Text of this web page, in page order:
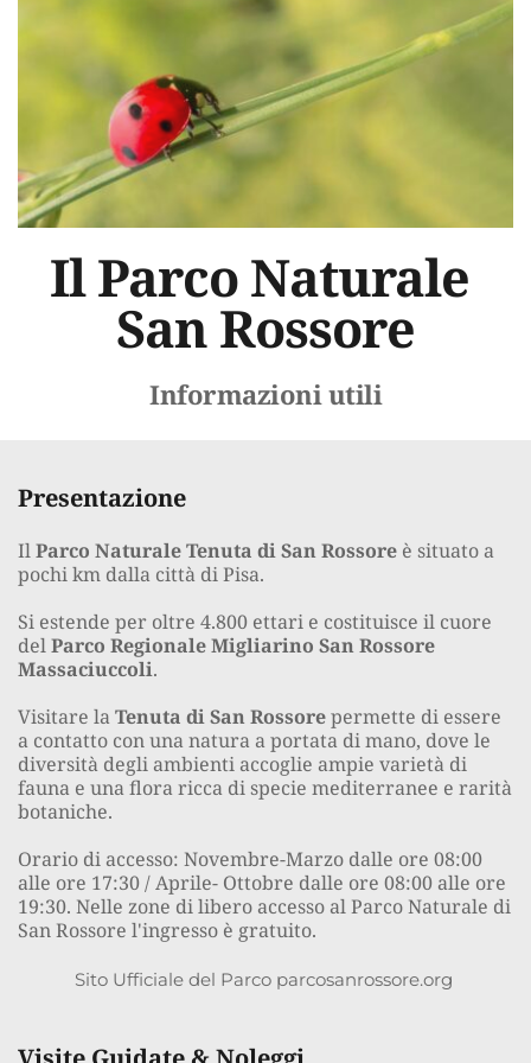
Il Parco Naturale
San Rossore
Informazioni utili
Presentazione
Il Parco Naturale Tenuta di San Rossore è situato a
pochi km dalla città di Pisa.
Si estende per oltre 4.800 ettari e costituisce il cuore
del Parco Regionale Migliarino San Rossore
Massaciuccoli.
Visitare la Tenuta di San Rossore permette di essere
a contatto con una natura a portata di mano, dove le
diversità degli ambienti accoglie ampie varietà di
fauna e una flora ricca di specie mediterranee e rarità
botaniche.
Orario di accesso: Novembre-Marzo dalle ore 08:00
alle ore 17:30 / Aprile- Ottobre dalle ore 08:00 alle ore
19:30. Nelle zone di libero accesso al Parco Naturale di
San Rossore l'ingresso è gratuito.
Sito Ufficiale del Parco parcosanrossore.org